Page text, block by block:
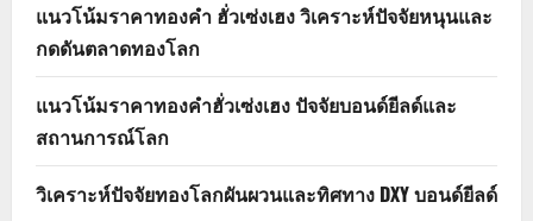
แนวโน้มราคาทองคำ ฮั่วเซ่งเฮง วิเคราะห์ปัจจัยหนุนและ
กดดันตลาดทองโลก
แนวโน้มราคาทองคำฮั่วเซ่งเฮง ปัจจัยบอนด์ยีลด์และ
สถานการณ์โลก
วิเคราะห์ปัจจัยทองโลกผันผวนและทิศทาง DXY บอนด์ยีลด์